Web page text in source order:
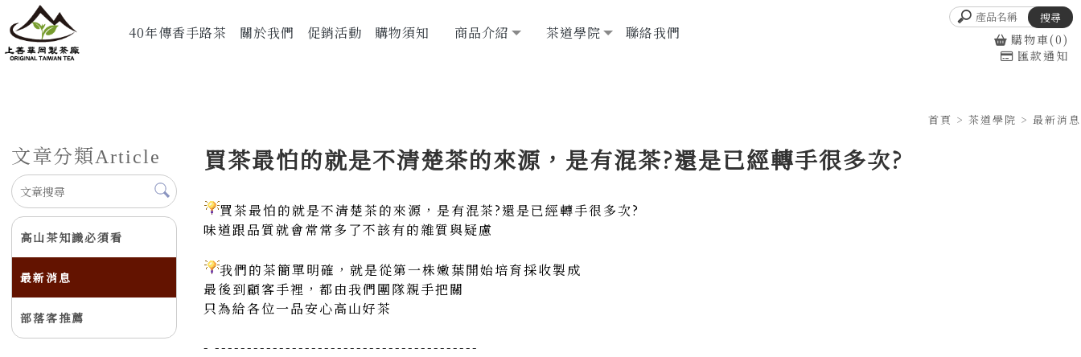
購物車(0)
匯款通知
40年傳香手路茶 關於我們 促銷活動 購物須知 商品介紹 茶道學院 聯絡我們
首頁 > 茶道學院 > 最新消息
文章分類Article
高山茶知識必須看
最新消息
部落客推薦
買茶最怕的就是不清楚茶的來源，是有混茶?還是已經轉手很多次?
買茶最怕的就是不清楚茶的來源，是有混茶?還是已經轉手很多次?
味道跟品質就會常常多了不該有的雜質與疑慮
我們的茶簡單明確，就是從第一株嫩葉開始培育採收製成
最後到顧客手裡，都由我們團隊親手把關
只為給各位一品安心高山好茶
- -----------------------------------------